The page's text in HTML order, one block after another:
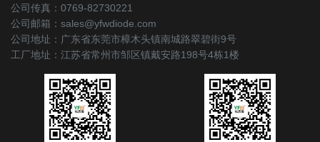
公司传真：0769-82730221
公司邮箱：sales@yfwdiode.com
公司地址：广东省东莞市樟木头镇南城路翠碧街9号
工厂地址：江苏省常州市邹区镇戴安路198号4栋1楼